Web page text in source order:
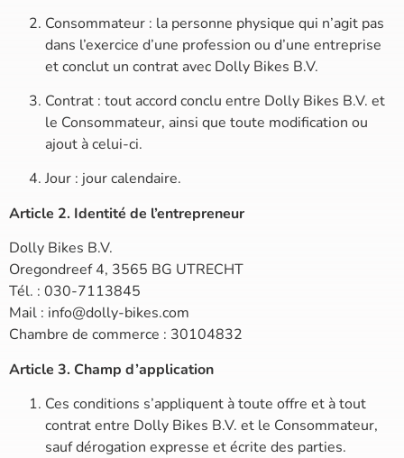
Consommateur : la personne physique qui n’agit pas
dans l’exercice d’une profession ou d’une entreprise
et conclut un contrat avec Dolly Bikes B.V.
Contrat : tout accord conclu entre Dolly Bikes B.V. et
le Consommateur, ainsi que toute modification ou
ajout à celui-ci.
Jour : jour calendaire.
Article 2. Identité de l’entrepreneur
Dolly Bikes B.V.
Oregondreef 4, 3565 BG UTRECHT
Tél. : 030-7113845
Mail : info@dolly-bikes.com
Chambre de commerce : 30104832
Article 3. Champ d’application
Ces conditions s’appliquent à toute offre et à tout
contrat entre Dolly Bikes B.V. et le Consommateur,
sauf dérogation expresse et écrite des parties.